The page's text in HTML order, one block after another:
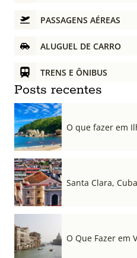
PASSAGENS AÉREAS
ALUGUEL DE CARRO
TRENS E ÔNIBUS
Posts recentes
O que fazer em
Santa Clara,
O Que Fazer em